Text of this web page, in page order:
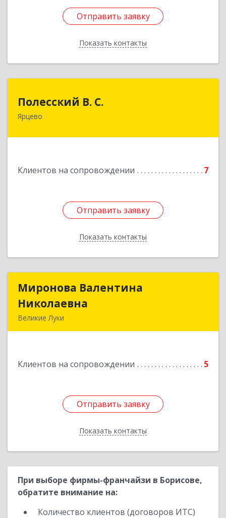
Отправить заявку
Показать контакты
Отправить заявку
Назад
Полесский В. С.
Ярцево
Клиентов на сопровождении 7
Отправить заявку
Показать контакты
Отправить заявку
Назад
Миронова Валентина
Николаевна
Великие Луки
Клиентов на сопровождении 5
Отправить заявку
Показать контакты
Миронова Валентина
Отправить заявку
Назад
При выборе фирмы-франчайзи в Борисове,
обратите внимание на:
Количество клиентов (договоров ИТС)